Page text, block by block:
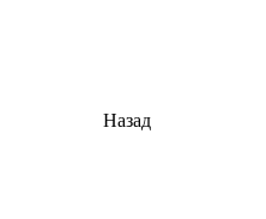
Назад